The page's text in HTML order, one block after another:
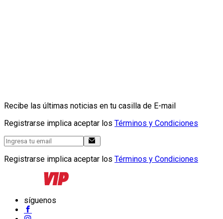
Recibe las últimas noticias en tu casilla de E-mail
Registrarse implica aceptar los Términos y Condiciones
Registrarse implica aceptar los Términos y Condiciones
síguenos